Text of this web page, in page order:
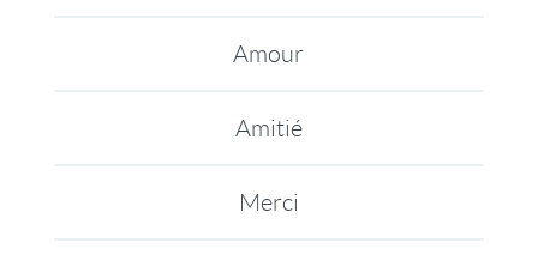
Amour
Amitié
Merci